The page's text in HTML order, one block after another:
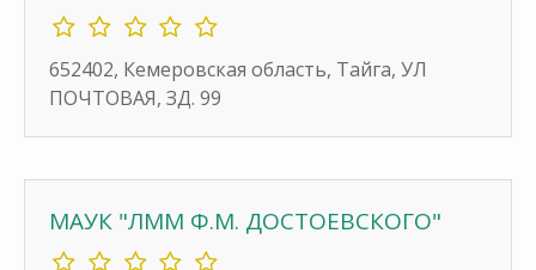
652402, Кемеровская область, Тайга, УЛ
ПОЧТОВАЯ, ЗД. 99
МАУК "ЛММ Ф.М. ДОСТОЕВСКОГО"